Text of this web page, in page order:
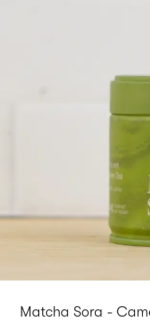
Matcha Sora -